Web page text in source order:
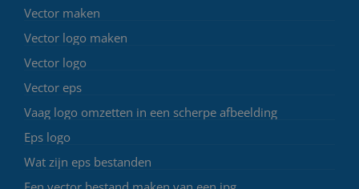
Vector maken
Vector logo maken
Vector logo
Vector eps
Vaag logo omzetten in een scherpe afbeelding
Eps logo
Wat zijn eps bestanden